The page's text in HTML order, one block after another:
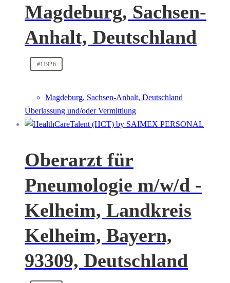
Magdeburg, Sachsen-
Anhalt, Deutschland
#11926
Magdeburg, Sachsen-Anhalt, Deutschland
Überlassung und/oder Vermittlung
Oberarzt für
Pneumologie m/w/d -
Kelheim, Landkreis
Kelheim, Bayern,
93309, Deutschland